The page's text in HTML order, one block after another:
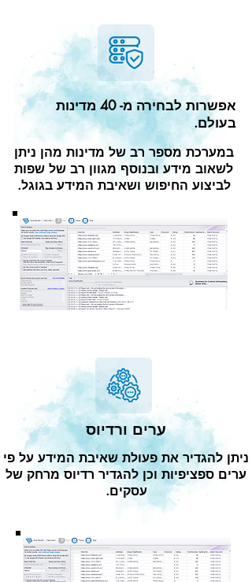
במערכת מספר רב של מדינות מהן ניתן
לשאוב מידע ובנוסף מגוון רב של שפות
לביצוע החיפוש ושאיבת המידע בגוגל.
אפשרות לבחירה מ- 40 מדינות
בעולם.
ערים ורדיוס
ניתן להגדיר את פעולת שאיבת המידע על פי
ערים ספציפיות וכן להגדיר רדיוס מרחק של
עסקים.